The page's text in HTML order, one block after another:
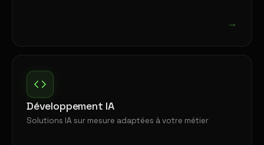
→
Développement IA
Solutions IA sur mesure adaptées à votre métier